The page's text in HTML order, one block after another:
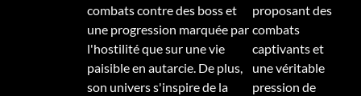
combats contre des boss et
une progression marquée par
l'hostilité que sur une vie
paisible en autarcie. De plus,
son univers s'inspire de la
proposant des
combats
captivants et
une véritable
pression de